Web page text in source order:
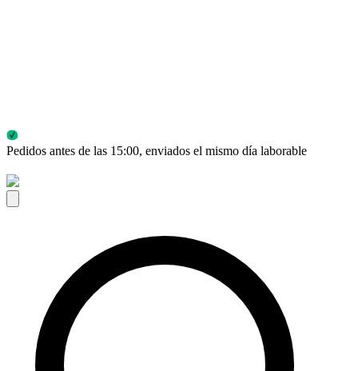
Pedidos antes de las 15:00, enviados el mismo día laborable